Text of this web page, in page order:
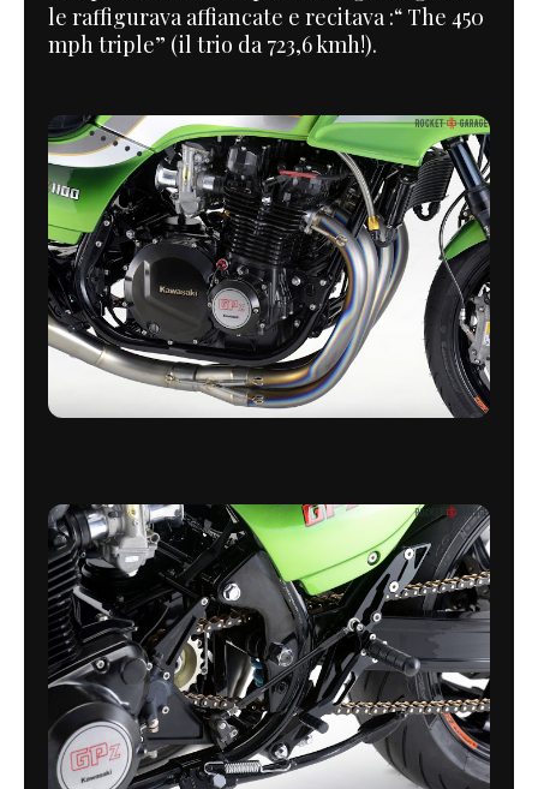
le raffigurava affiancate e recitava :“ The 450
mph triple” (il trio da 723,6 kmh!).